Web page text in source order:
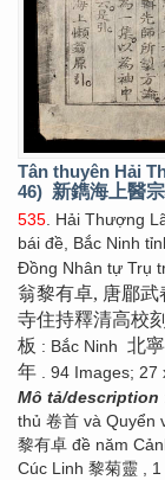
Tân thuyên Hải
46) 新鐫海上醫
535 . Hải Thượng
bái đề, Bắc Ninh
Đồng Nhân tự Trụ
翁黎有卓, 唐郿武
寺住持釋清高校刻
板 : Bắc Ninh 北寧
年 . 94 Images; 27
Mô tả/description
thủ 卷首 và Quyển
黎有卓 đề năm
Cúc Linh 黎菊靈 ,